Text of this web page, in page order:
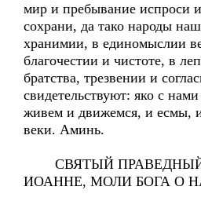
мир и пребывание испроси
сохрани, да тако народы
хранимии, в единомыслии
благочестии и чистоте, в
братства, трезвении и
свидетельствуют: яко с
живем и движемся, и есмы,
веки. Аминь.
СВЯТЫЙ
ИОАННЕ, МОЛИ БОГА О